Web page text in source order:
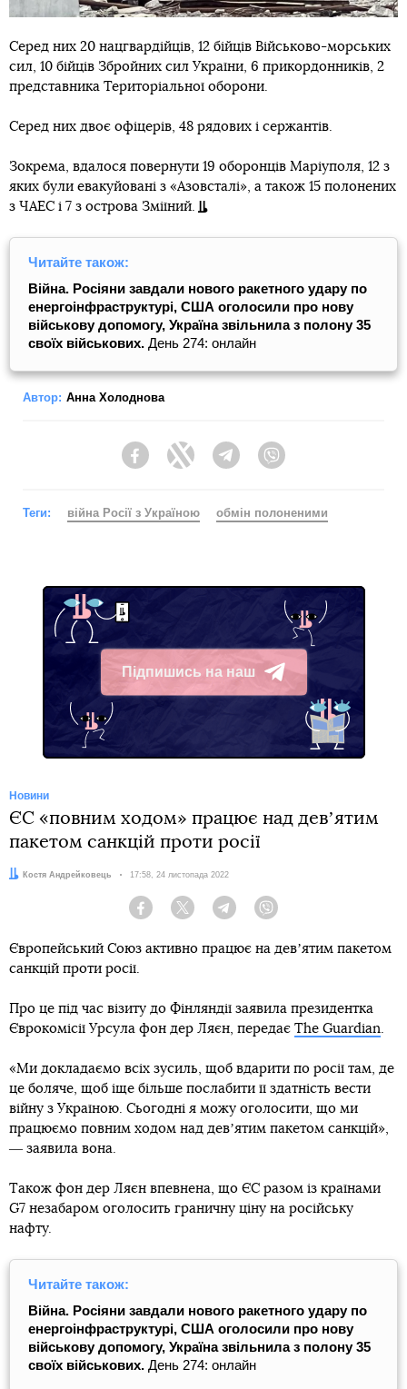
Серед них 20 нацгвардійців, 12 бійців Військово-морських
сил, 10 бійців Збройних сил України, 6 прикордонників, 2
представника Територіальної оборони.
Серед них двоє офіцерів, 48 рядових і сержантів.
Зокрема, вдалося повернути 19 оборонців Маріуполя, 12 з
яких були евакуйовані з «Азовсталі», а також 15 полонених
з ЧАЕС і 7 з острова Зміїний.
Читайте також:
Війна. Росіяни завдали нового ракетного удару по
енергоінфраструктурі, США оголосили про нову
військову допомогу, Україна звільнила з полону 35
своїх військових. День 274: онлайн
Автор: Анна Холоднова
FacebookTwitter Telegram
Теги: війна Росії з Україною обмін полоненими
Підпишись на наш
Telegram
Новини
ЄС «повним ходом» працює над девʼятим
пакетом санкцій проти росії
Автор:Костя Андрейковець Дата:
17:58, 24 листопада 2022
Facebook Twitter Telegram
Європейський Союз активно працює на девʼятим пакетом
санкцій проти росії.
Про це під час візиту до Фінляндії заявила президентка
Єврокомісії Урсула фон дер Ляєн, передає The Guardian.
«Ми докладаємо всіх зусиль, щоб вдарити по росії там, де
це боляче, щоб іще більше послабити її здатність вести
війну з Україною. Сьогодні я можу оголосити, що ми
працюємо повним ходом над девʼятим пакетом санкцій»,
― заявила вона.
Також фон дер Ляєн впевнена, що ЄС разом із країнами
G7 незабаром оголосить граничну ціну на російську
нафту.
Читайте також:
Війна. Росіяни завдали нового ракетного удару по
енергоінфраструктурі, США оголосили про нову
військову допомогу, Україна звільнила з полону 35
своїх військових. День 274: онлайн